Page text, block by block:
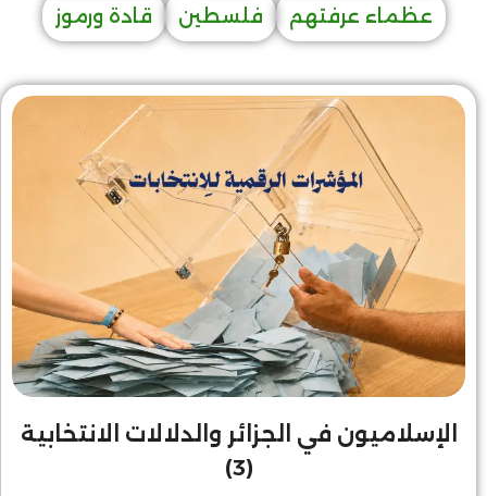
عظماء عرفتهم فلسطين قادة ورموز
الإسلاميون في الجزائر والدلالات الانتخابية
(3)